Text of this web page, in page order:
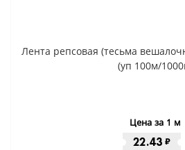
Лента репсовая (тесьма
(уп 100м/
Цена за 1 м
22.43 ₽